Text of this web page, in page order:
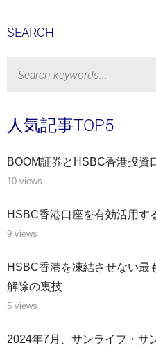
SEARCH
人気記事TOP5
BOOM証券とHSBC香港投資
10 views
HSBC香港口座を有効活用す
9 views
HSBC香港を凍結させない最
解除の裏技
5 views
2024年7月、サンライフ・サ